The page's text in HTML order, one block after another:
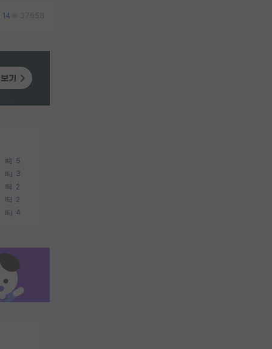
14 37658
5
3
2
2
4